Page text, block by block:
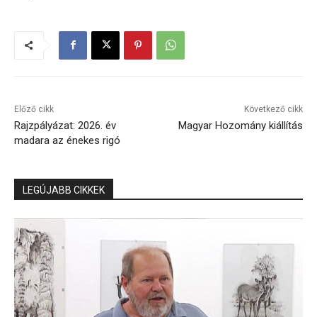
Előző cikk
Rajzpályázat: 2026. év
madara az énekes rigó
Következő cikk
Magyar Hozomány kiállítás
LEGÚJABB CIKKEK